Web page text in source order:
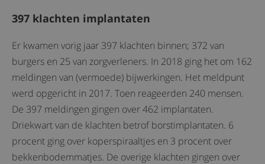
397 klachten implantaten
Er kwamen vorig jaar 397 klachten binnen; 372 van
burgers en 25 van zorgverleners. In 2018 ging het om 162
meldingen van (vermoede) bijwerkingen. Het meldpunt
werd opgericht in 2017. Toen reageerden 240 mensen.
De 397 meldingen gingen over 462 implantaten.
Driekwart van de klachten betrof borstimplantaten. 6
procent ging over koperspiraaltjes en 3 procent over
bekkenbodemmatjes. De overige klachten gingen over